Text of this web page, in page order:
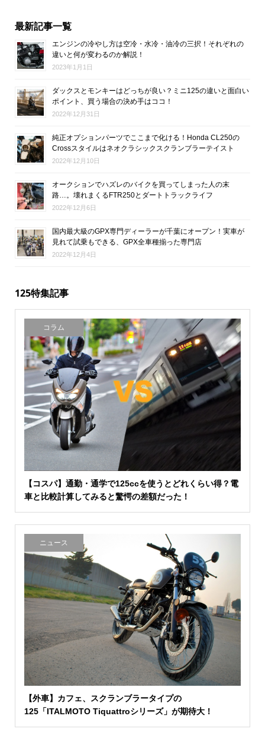
最新記事一覧
エンジンの冷やし方は空冷・水冷・油冷の三択！それぞれの
違いと何が変わるのか解説！
2023年1月1日
ダックスとモンキーはどっちが良い？ミニ125の違いと面白い
ポイント、買う場合の決め手はココ！
2022年12月31日
純正オプションパーツでここまで化ける！Honda CL250の
Crossスタイルはネオクラシックスクランブラーテイスト
2022年12月10日
オークションでハズレのバイクを買ってしまった人の末
路…。壊れまくるFTR250とダートトラックライフ
2022年12月6日
国内最大級のGPX専門ディーラーが千葉にオープン！実車が
見れて試乗もできる、GPX全車種揃った専門店
2022年12月4日
125特集記事
コラム
【コスパ】通勤・通学で125ccを使うとどれくらい得？電
車と比較計算してみると驚愕の差額だった！
ニュース
【外車】カフェ、スクランブラータイプの
125「ITALMOTO Tiquattroシリーズ」が期待大！